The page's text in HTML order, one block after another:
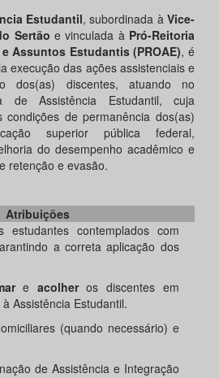
Estudantil, subordinada àVice-
Sertão e vinculada à Pró-Reitoria
Assuntos Estudantis (PROAE), é
execução das ações assistenciais e
dos(as) discentes, atuando no
de Assistência Estudantil, cuja
de permanência dos(as)
superior pública federal,
do desempenho acadêmico e
retenção e evasão.
Atribuições
contemplados com
a correta aplicação dos
e acolheros discentes em
Assistência Estudantil.
(quando necessário) e
de Assistência e Integração